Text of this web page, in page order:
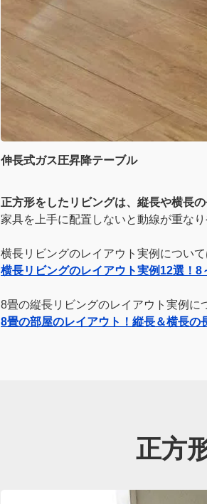
伸長式ガス圧昇降テーブル
正方形をしたリビングは、縦長や横長
家具を上手に配置しないと動線が重な
横長リビングのレイアウト実例につい
横長リビングのレイアウト実例12選！8
8畳の縦長リビングのレイアウト実例に
8畳の部屋のレイアウト！縦長＆横長の
正方